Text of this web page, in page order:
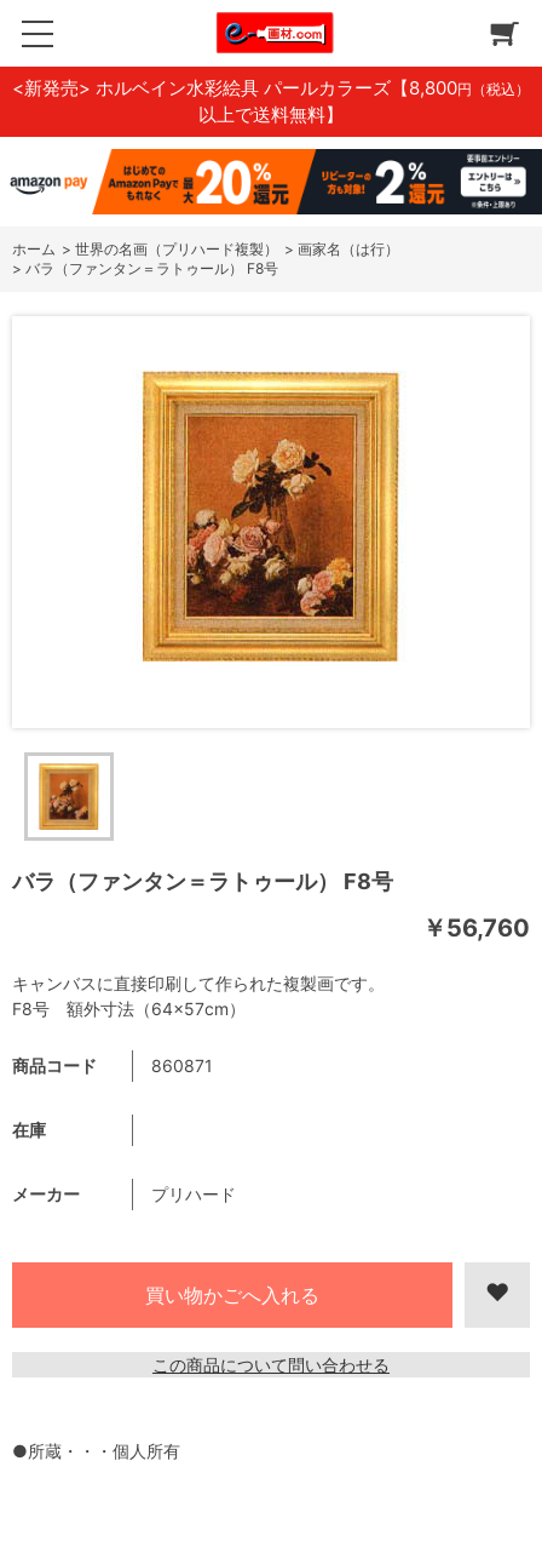
<新発売> ホルベイン水彩絵具 パールカラーズ 【8,800円（税込）
以上で送料無料】
ホーム > 世界の名画（プリハード複製） > 画家名（は行）
> バラ（ファンタン＝ラトゥール） F8号
バラ（ファンタン＝ラトゥール） F8号
￥56,760
商品コード 860871
在庫
メーカー プリハード
この商品について問い合わせる
キャンバスに直接印刷して作られた複製画です。
F8号 額外寸法（64×57cm）
●所蔵・・・個人所有